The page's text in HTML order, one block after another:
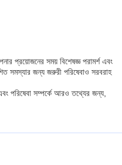
প্রয়োজনের সময় বিশেষজ্ঞ পরামর্শ এবং
সমস্যার জন্য জরুরী পরিষেবাও সরবরাহ
পরিষেবা সম্পর্কে আরও তথ্যের জন্য,